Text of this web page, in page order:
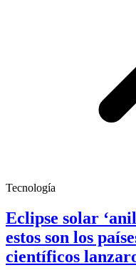
Tecnología
Eclipse solar
estos son los
científicos